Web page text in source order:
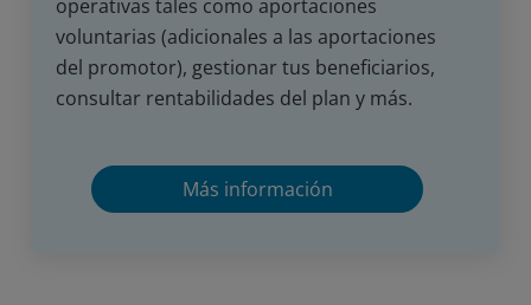
operativas tales como aportaciones
voluntarias (adicionales a las aportaciones
del promotor), gestionar tus beneficiarios,
consultar rentabilidades del plan y más.
Más información